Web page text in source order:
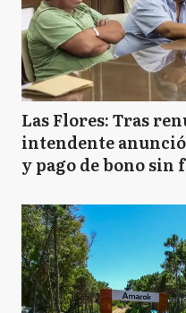
Las Flores: Tras
intendente
y pago de bono sin